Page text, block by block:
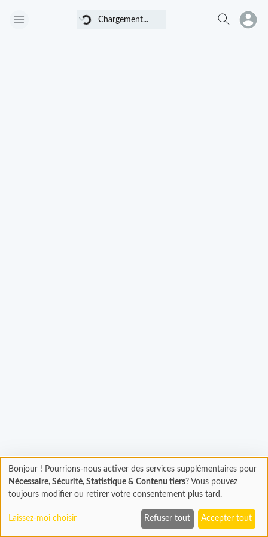
Chargement... Chargement...
Chargement
En cours...
Bonjour ! Pourrions-nous activer des services supplémentaires pour
Nécessaire, Sécurité, Statistique & Contenu tiers? Vous pouvez
toujours modifier ou retirer votre consentement plus tard.
Laissez-moi choisir Refuser tout Accepter tout